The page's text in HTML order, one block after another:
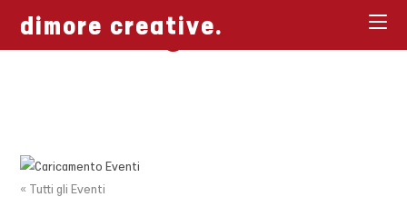
dimore creative.
[ Biglietti ]
« Tutti gli Eventi